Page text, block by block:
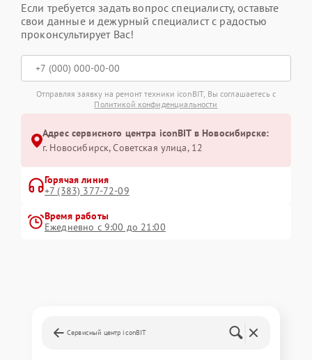
Если требуется задать вопрос специалисту, оставьте
свои данные и дежурный специалист с радостью
проконсультирует Вас!
Отправляя заявку на ремонт техники iconBIT, Вы соглашаетесь с
Политикой конфиденциальности
Адрес сервисного центра iconBIT в Новосибирске:
г. Новосибирск, Советская улица, 12
Горячая линия
+7 (383) 377-72-09
Время работы
Ежедневно с 9:00 до 21:00
Сервисный центр iconBIT